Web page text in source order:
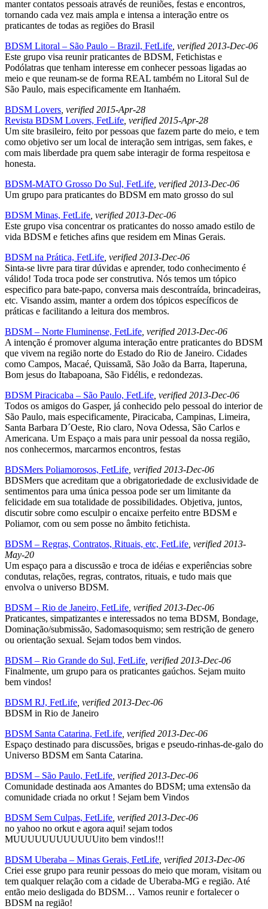
manter contatos pessoais através de reuniões, festas e encontros,
tornando cada vez mais ampla e intensa a interação entre os
praticantes de todas as regiões do Brasil
BDSM Litoral – São Paulo – Brazil, FetLife , verified 2013-Dec-06
Este grupo visa reunir praticantes de BDSM, Fetichistas e
Podólatras que tenham interesse em conhecer pessoas ligadas ao
meio e que reunam-se de forma REAL também no Litoral Sul de
São Paulo, mais especificamente em Itanhaém.
BDSM Lovers , verified 2015-Apr-28
Revista BDSM Lovers, FetLife , verified 2015-Apr-28
Um site brasileiro, feito por pessoas que fazem parte do meio, e tem
como objetivo ser um local de interação sem intrigas, sem fakes, e
com mais liberdade pra quem sabe interagir de forma respeitosa e
honesta.
BDSM-MATO Grosso Do Sul, FetLife , verified 2013-Dec-06
Um grupo para praticantes do BDSM em mato grosso do sul
BDSM Minas, FetLife , verified 2013-Dec-06
Este grupo visa concentrar os praticantes do nosso amado estilo de
vida BDSM e fetiches afins que residem em Minas Gerais.
BDSM na Prática, FetLife , verified 2013-Dec-06
Sinta-se livre para tirar dúvidas e aprender, todo conhecimento é
válido! Toda troca pode ser construtiva. Nós temos um tópico
especifico para bate-papo, conversa mais descontraída, brincadeiras,
etc. Visando assim, manter a ordem dos tópicos específicos de
práticas e facilitando a leitura dos membros.
BDSM – Norte Fluminense, FetLife , verified 2013-Dec-06
A intenção é promover alguma interação entre praticantes do BDSM
que vivem na região norte do Estado do Rio de Janeiro. Cidades
como Campos, Macaé, Quissamã, São João da Barra, Itaperuna,
Bom jesus do Itabapoana, São Fidélis, e redondezas.
BDSM Piracicaba – São Paulo, FetLife , verified 2013-Dec-06
Todos os amigos do Gasper, já conhecido pelo pessoal do interior de
São Paulo, mais especificamente, Piracicaba, Campinas, Limeira,
Santa Barbara D´Oeste, Rio claro, Nova Odessa, São Carlos e
Americana. Um Espaço a mais para unir pessoal da nossa região,
nos conhecermos, marcarmos encontros, festas
BDSMers Poliamorosos, FetLife , verified 2013-Dec-06
BDSMers que acreditam que a obrigatoriedade de exclusividade de
sentimentos para uma única pessoa pode ser um limitante da
felicidade em sua totalidade de possibilidades. Objetiva, juntos,
discutir sobre como esculpir o encaixe perfeito entre BDSM e
Poliamor, com ou sem posse no âmbito fetichista.
BDSM – Regras, Contratos, Rituais, etc, FetLife , verified 2013-
May-20
Um espaço para a discussão e troca de idéias e experiências sobre
condutas, relações, regras, contratos, rituais, e tudo mais que
envolva o universo BDSM.
BDSM – Rio de Janeiro, FetLife , verified 2013-Dec-06
Praticantes, simpatizantes e interessados no tema BDSM, Bondage,
Dominação/submissão, Sadomasoquismo; sem restrição de genero
ou orientação sexual. Sejam todos bem vindos.
BDSM – Rio Grande do Sul, FetLife , verified 2013-Dec-06
Finalmente, um grupo para os praticantes gaúchos. Sejam muito
bem vindos!
BDSM RJ, FetLife , verified 2013-Dec-06
BDSM in Rio de Janeiro
BDSM Santa Catarina, FetLife , verified 2013-Dec-06
Espaço destinado para discussões, brigas e pseudo-rinhas-de-galo do
Universo BDSM em Santa Catarina.
BDSM – São Paulo, FetLife , verified 2013-Dec-06
Comunidade destinada aos Amantes do BDSM; uma extensão da
comunidade criada no orkut ! Sejam bem Vindos
BDSM Sem Culpas, FetLife , verified 2013-Dec-06
no yahoo no orkut e agora aqui! sejam todos
MUUUUUUUUUUUUito bem vindos!!!
BDSM Uberaba – Minas Gerais, FetLife , verified 2013-Dec-06
Criei esse grupo para reunir pessoas do meio que moram, visitam ou
tem qualquer relação com a cidade de Uberaba-MG e região. Até
então meio desligada do BDSM… Vamos reunir e fortalecer o
BDSM na região!